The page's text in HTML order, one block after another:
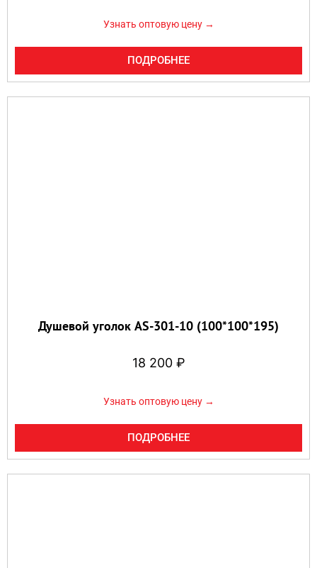
Узнать оптовую цену →
ПОДРОБНЕЕ
Душевой уголок AS-301-10 (100*100*195)
18 200 ₽
Узнать оптовую цену →
ПОДРОБНЕЕ